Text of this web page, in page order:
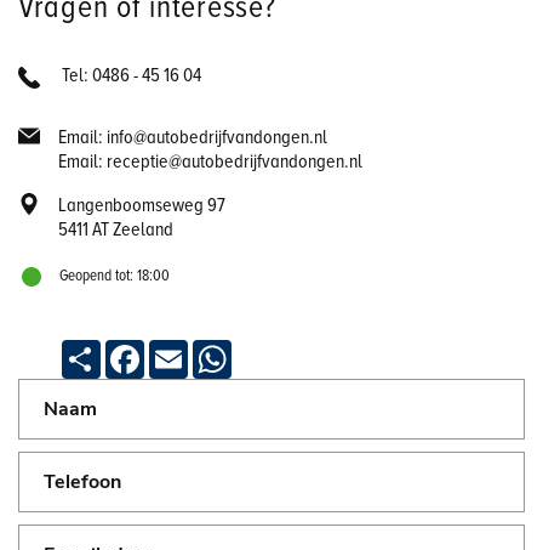
Tel: 0486 - 45 16 04
Email: info@autobedrijfvandongen.nl
Email: receptie@autobedrijfvandongen.nl
Langenboomseweg 97
5411 AT Zeeland
Geopend tot: 18:00
Deel Facebook
Email